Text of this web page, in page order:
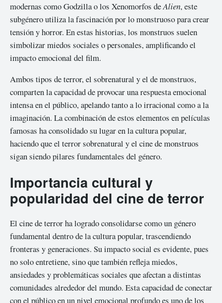
modernas como Godzilla o los Xenomorfos deAlien, este
subgénero utiliza la fascinación por lo monstruoso para crear
tensión y horror. En estas historias, los monstruos suelen
simbolizar miedos sociales o personales, amplificando el
impacto emocional del film.
Ambos tipos de terror, el sobrenatural y el de monstruos,
comparten la capacidad de provocar una respuesta emocional
intensa en el público, apelando tanto a lo irracional como a la
imaginación. La combinación de estos elementos en películas
famosas ha consolidado su lugar en la cultura popular,
haciendo que el terror sobrenatural y el cine de monstruos
sigan siendo pilares fundamentales del género.
Importancia cultural y
popularidad del cine de terror
El cine de terror ha logrado consolidarse como un género
fundamental dentro de la cultura popular, trascendiendo
fronteras y generaciones. Su impacto social es evidente, pues
no solo entretiene, sino que también refleja miedos,
ansiedades y problemáticas sociales que afectan a distintas
comunidades alrededor del mundo. Esta capacidad de conectar
con el público en un nivel emocional profundo es uno de los